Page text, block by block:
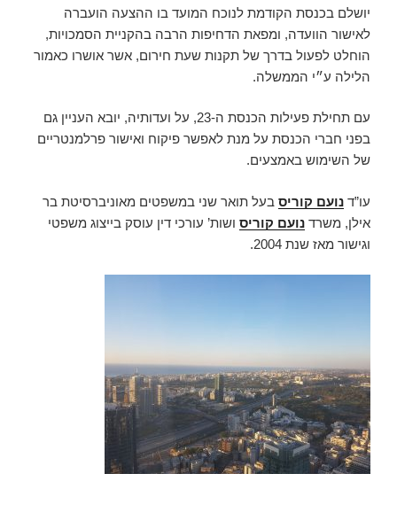
יושלם בכנסת הקודמת לנוכח המועד בו ההצעה הועברה
לאישור הוועדה, ומפאת הדחיפות הרבה בהקניית הסמכויות,
הוחלט לפעול בדרך של תקנות שעת חירום, אשר אושרו כאמור
הלילה ע״י הממשלה.
עם תחילת פעילות הכנסת ה-23, על ועדותיה, יובא העניין גם
בפני חברי הכנסת על מנת לאפשר פיקוח ואישור פרלמנטריים
של השימוש באמצעים.
עו”ד נועם קוריס בעל תואר שני במשפטים מאוניברסיטת בר
אילן, משרד נועם קוריס ושות’ עורכי דין עוסק בייצוג משפטי
וגישור מאז שנת 2004.